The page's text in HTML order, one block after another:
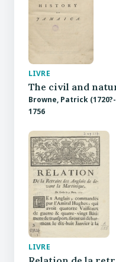
LIVRE
The civil and
Browne, Patrick
1756
LIVRE